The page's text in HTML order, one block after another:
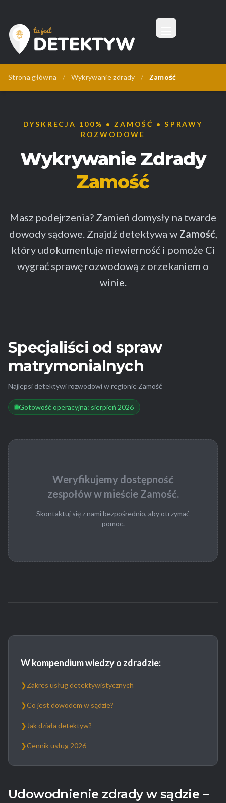
Tu Jest Detektyw
Menu
Strona główna / Wykrywanie zdrady / Zamość
DYSKRECJA 100% • ZAMOŚĆ • SPRAWY
ROZWODOWE
Wykrywanie Zdrady
Zamość
Masz podejrzenia? Zamień domysły na twarde
dowody sądowe. Znajdź detektywa w Zamość,
który udokumentuje niewierność i pomoże Ci
wygrać sprawę rozwodową z orzekaniem o
winie.
Specjaliści od spraw
matrymonialnych
Najlepsi detektywi rozwodowi w regionie Zamość
Gotowość operacyjna: sierpień 2026
Weryfikujemy dostępność
zespołów w mieście Zamość.
Skontaktuj się z nami bezpośrednio, aby otrzymać
pomoc.
W kompendium wiedzy o zdradzie:
❯Zakres usług detektywistycznych
❯Co jest dowodem w sądzie?
❯ Jak działa detektyw?
❯Cennik usług 2026
Udowodnienie zdrady w sądzie –